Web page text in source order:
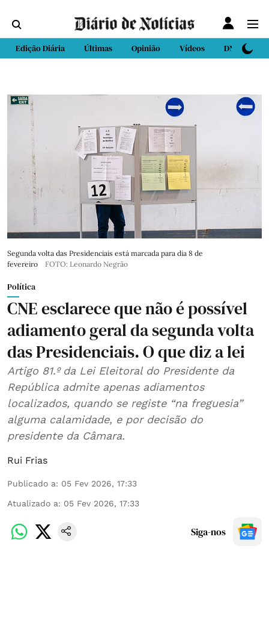
Edição Diária Últimas Opinião Vídeos DN Sport
Segunda volta das Presidenciais está marcada para dia 8 de
fevereiro
FOTO: Leonardo Negrão
Política
CNE esclarece que não é possível
adiamento geral da segunda volta
das Presidenciais. O que diz a lei
Artigo 81.º da Lei Eleitoral do Presidente da
República admite apenas adiamentos
localizados, quando se registe “na freguesia”
alguma calamidade, e por decisão do
presidente da Câmara.
Rui Frias
Publicado a: 05 Fev 2026, 17:33
Atualizado a: 05 Fev 2026, 17:33
Siga-nos